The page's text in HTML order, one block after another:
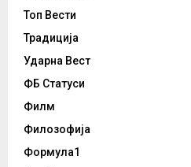
Топ Вести
Традиција
Ударна Вест
ФБ Статуси
Филм
Филозофија
Формула1